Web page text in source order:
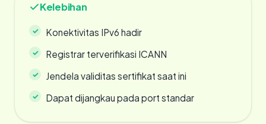
Kelebihan
Konektivitas IPv6 hadir
Registrar terverifikasi ICANN
Jendela validitas sertifikat saat ini
Dapat dijangkau pada port standar